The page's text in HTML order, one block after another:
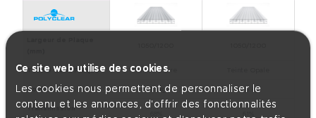
Ce site web utilise des cookies.
Les cookies nous permettent de personnaliser le
contenu et les annonces, d'offrir des fonctionnalités
Teinte de la Plaque Teinte Claire
Poids par m² 1,75 kg 1,75 kg
Transmission